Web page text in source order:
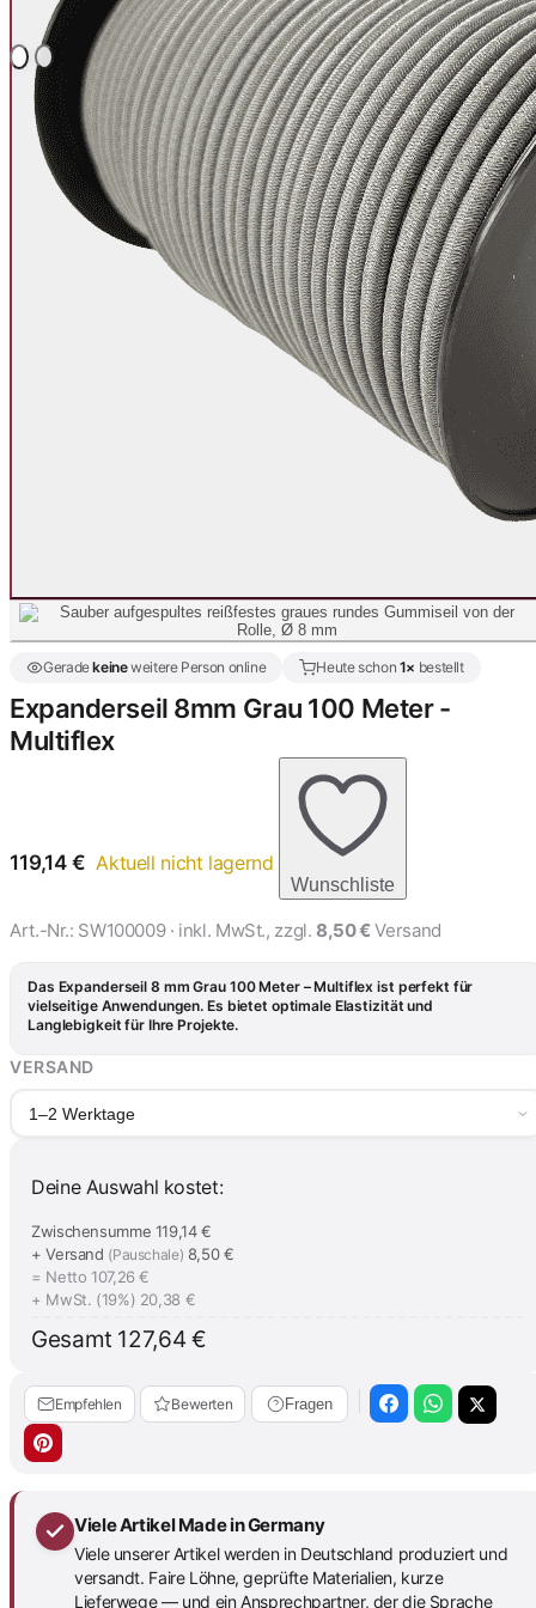
Geradekeineweitere Person online Heute schon 1× bestellt
Expanderseil 8mm Grau 100 Meter -
Multiflex
119,14€ Aktuell nicht lagernd
Wunschliste
Art.-Nr.: SW100009· inkl. MwSt., zzgl. 8,50 € Versand
Das Expanderseil 8 mm Grau 100 Meter – Multiflex ist perfekt für
vielseitige Anwendungen. Es bietet optimale Elastizität und
Langlebigkeit für Ihre Projekte.
VERSAND
1–2 Werktage
Deine Auswahl kostet:
Zwischensumme 119,14 €
+ Versand (Pauschale) 8,50 €
= Netto 107,26 €
+ MwSt. (19%) 20,38 €
Gesamt 127,64 €
Empfehlen Bewerten Fragen
Viele Artikel Made in Germany
Viele unserer Artikel werden in Deutschland produziert und
versandt. Faire Löhne, geprüfte Materialien, kurze
Lieferwege — und ein Ansprechpartner, der die Sprache